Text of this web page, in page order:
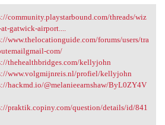
community
community.playstarbound.com/threads/wiz
gatwick-airport....
www.thelocationguide.com/forums/users/tra
com/
thehealthbridges.com/kellyjohn
www.volgmijnreis.nl/profiel/kellyjohn
hackmd.io/@melanieearnshaw/ByL0ZY4V
praktik.copiny.com/question/details/id/841